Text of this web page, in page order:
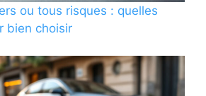
ou tous risques : quelles
bien choisir